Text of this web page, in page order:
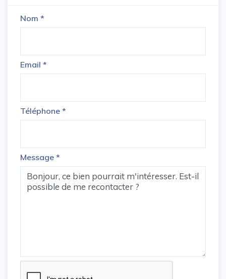
Nom *
Email *
Téléphone *
Message *